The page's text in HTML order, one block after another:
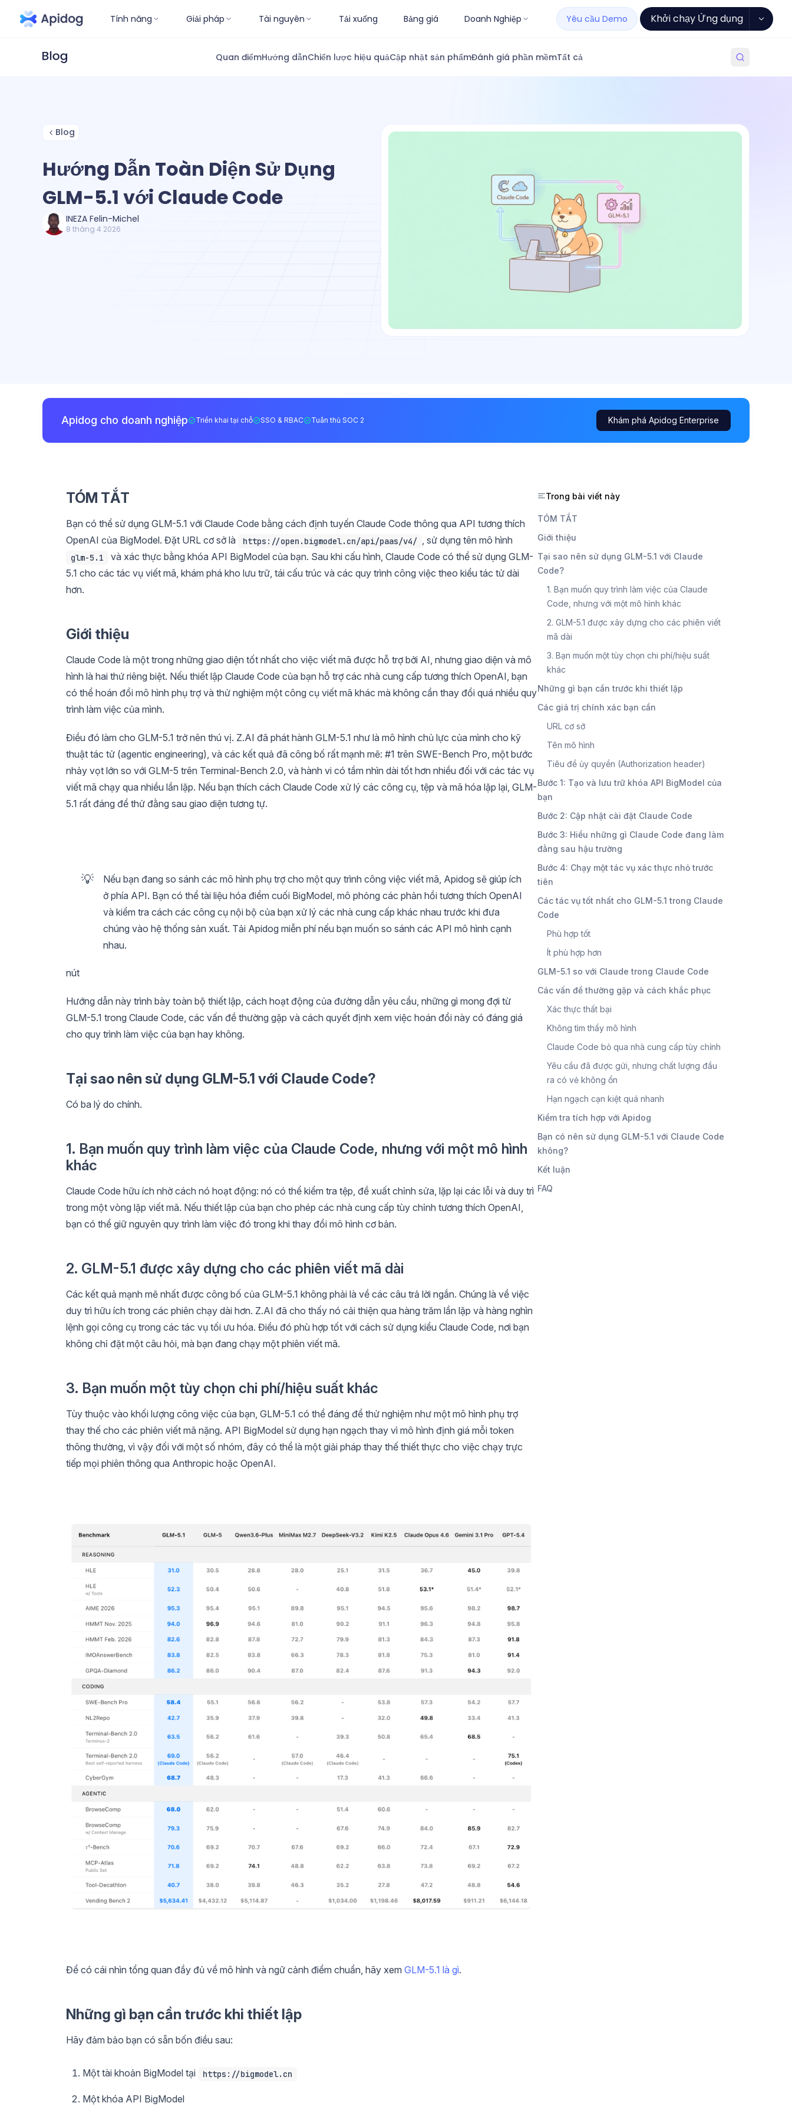
Tính năng Giải pháp Tài nguyên Tải xuống Bảng giá Doanh Nghiệp Yêu cầu Demo Khởi chạy Ứng dụng
Quan điểmHướng dẫnChiến lược hiệu quảCập nhật sản phẩmĐánh giá phần mềmTất cả
Blog
Hướng Dẫn Toàn Diện Sử Dụng
GLM-5.1 với Claude Code
INEZA Felin-Michel
8 tháng 4 2026
Apidog cho doanh nghiệp Triển khai tại chỗ SSO & RBAC Tuân thủ SOC 2 Khám phá Apidog Enterprise
TÓM TẮT
Bạn có thể sử dụng GLM-5.1 với Claude Code bằng cách định tuyến Claude Code thông qua API tương thích
OpenAI của BigModel. Đặt URL cơ sở là
https://open.bigmodel.cn/api/paas/v4/ , sử dụng tên mô hình
glm-5.1
và xác thực bằng khóa API BigModel của bạn. Sau khi cấu hình, Claude Code có thể sử dụng GLM-
5.1 cho các tác vụ viết mã, khám phá kho lưu trữ, tái cấu trúc và các quy trình công việc theo kiểu tác tử dài
hơn.
Giới thiệu
Claude Code là một trong những giao diện tốt nhất cho việc viết mã được hỗ trợ bởi AI, nhưng giao diện và mô
hình là hai thứ riêng biệt. Nếu thiết lập Claude Code của bạn hỗ trợ các nhà cung cấp tương thích OpenAI, bạn
có thể hoán đổi mô hình phụ trợ và thử nghiệm một công cụ viết mã khác mà không cần thay đổi quá nhiều quy
trình làm việc của mình.
Điều đó làm cho GLM-5.1 trở nên thú vị. Z.AI đã phát hành GLM-5.1 như là mô hình chủ lực của mình cho kỹ
thuật tác tử (agentic engineering), và các kết quả đã công bố rất mạnh mẽ: #1 trên SWE-Bench Pro, một bước
nhảy vọt lớn so với GLM-5 trên Terminal-Bench 2.0, và hành vi có tầm nhìn dài tốt hơn nhiều đối với các tác vụ
viết mã chạy qua nhiều lần lặp. Nếu bạn thích cách Claude Code xử lý các công cụ, tệp và mã hóa lặp lại, GLM-
5.1 rất đáng để thử đằng sau giao diện tương tự.
💡
Nếu bạn đang so sánh các mô hình phụ trợ cho một quy trình công việc viết mã, Apidog sẽ giúp ích
ở phía API. Bạn có thể tài liệu hóa điểm cuối BigModel, mô phỏng các phản hồi tương thích OpenAI
và kiểm tra cách các công cụ nội bộ của bạn xử lý các nhà cung cấp khác nhau trước khi đưa
chúng vào hệ thống sản xuất. Tải Apidog miễn phí nếu bạn muốn so sánh các API mô hình cạnh
nhau.
nút
Hướng dẫn này trình bày toàn bộ thiết lập, cách hoạt động của đường dẫn yêu cầu, những gì mong đợi từ
GLM-5.1 trong Claude Code, các vấn đề thường gặp và cách quyết định xem việc hoán đổi này có đáng giá
cho quy trình làm việc của bạn hay không.
Tại sao nên sử dụng GLM-5.1 với Claude Code?
Có ba lý do chính.
1. Bạn muốn quy trình làm việc của Claude Code, nhưng với một mô hình
khác
Claude Code hữu ích nhờ cách nó hoạt động: nó có thể kiểm tra tệp, đề xuất chỉnh sửa, lặp lại các lỗi và duy trì
trong một vòng lặp viết mã. Nếu thiết lập của bạn cho phép các nhà cung cấp tùy chỉnh tương thích OpenAI,
bạn có thể giữ nguyên quy trình làm việc đó trong khi thay đổi mô hình cơ bản.
2. GLM-5.1 được xây dựng cho các phiên viết mã dài
Các kết quả mạnh mẽ nhất được công bố của GLM-5.1 không phải là về các câu trả lời ngắn. Chúng là về việc
duy trì hữu ích trong các phiên chạy dài hơn. Z.AI đã cho thấy nó cải thiện qua hàng trăm lần lặp và hàng nghìn
lệnh gọi công cụ trong các tác vụ tối ưu hóa. Điều đó phù hợp tốt với cách sử dụng kiểu Claude Code, nơi bạn
không chỉ đặt một câu hỏi, mà bạn đang chạy một phiên viết mã.
3. Bạn muốn một tùy chọn chi phí/hiệu suất khác
Tùy thuộc vào khối lượng công việc của bạn, GLM-5.1 có thể đáng để thử nghiệm như một mô hình phụ trợ
thay thế cho các phiên viết mã nặng. API BigModel sử dụng hạn ngạch thay vì mô hình định giá mỗi token
thông thường, vì vậy đối với một số nhóm, đây có thể là một giải pháp thay thế thiết thực cho việc chạy trực
tiếp mọi phiên thông qua Anthropic hoặc OpenAI.
Để có cái nhìn tổng quan đầy đủ về mô hình và ngữ cảnh điểm chuẩn, hãy xem GLM-5.1 là gì.
Những gì bạn cần trước khi thiết lập
Hãy đảm bảo bạn có sẵn bốn điều sau:
Một tài khoản BigModel tại https://bigmodel.cn
Một khóa API BigModel
Trong bài viết này
TÓM TẮT
Giới thiệu
Tại sao nên sử dụng GLM-5.1 với Claude
Code?
1. Bạn muốn quy trình làm việc của Claude
Code, nhưng với một mô hình khác
2. GLM-5.1 được xây dựng cho các phiên viết
mã dài
3. Bạn muốn một tùy chọn chi phí/hiệu suất
khác
Những gì bạn cần trước khi thiết lập
Các giá trị chính xác bạn cần
URL cơ sở
Tên mô hình
Tiêu đề ủy quyền (Authorization header)
Bước 1: Tạo và lưu trữ khóa API BigModel của
bạn
Bước 2: Cập nhật cài đặt Claude Code
Bước 3: Hiểu những gì Claude Code đang làm
đằng sau hậu trường
Bước 4: Chạy một tác vụ xác thực nhỏ trước
tiên
Các tác vụ tốt nhất cho GLM-5.1 trong Claude
Code
Phù hợp tốt
Ít phù hợp hơn
GLM-5.1 so với Claude trong Claude Code
Các vấn đề thường gặp và cách khắc phục
Xác thực thất bại
Không tìm thấy mô hình
Claude Code bỏ qua nhà cung cấp tùy chỉnh
Yêu cầu đã được gửi, nhưng chất lượng đầu
ra có vẻ không ổn
Hạn ngạch cạn kiệt quá nhanh
Kiểm tra tích hợp với Apidog
Bạn có nên sử dụng GLM-5.1 với Claude Code
không?
Kết luận
FAQ